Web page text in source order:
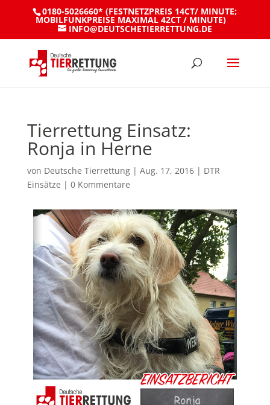
0180-5026660* (FESTNETZPREIS 14CT/ MINUTE;
MOBILFUNKPREISE MAXIMAL 42CT / MINUTE)
INFO@DEUTSCHETIERRETTUNG.DE
Tierrettung Einsatz:
Ronja in Herne
von Deutsche Tierrettung| Aug. 17, 2016| DTR
Einsätze | 0 Kommentare